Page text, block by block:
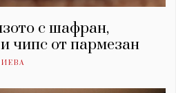
с шафран,
чипс от пармезан